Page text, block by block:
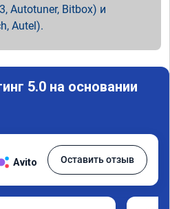
Autotuner, Bitbox) и
Autel).
5.0 на основании
Avito Оставить отзыв